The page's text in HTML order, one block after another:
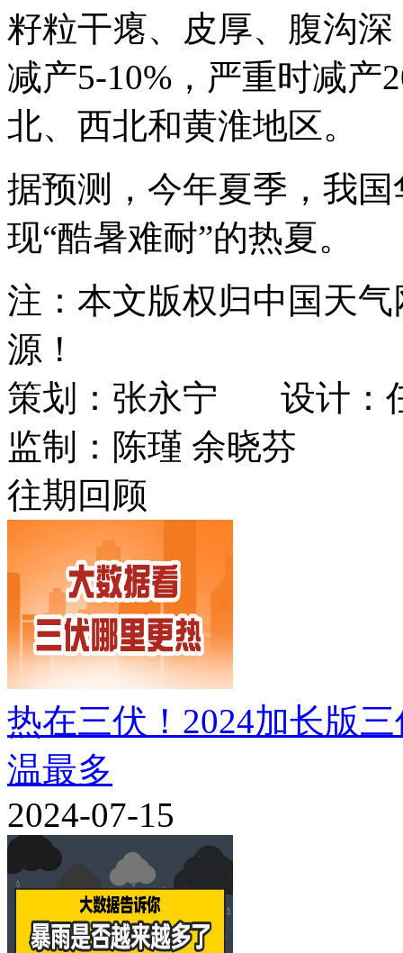
籽粒干瘪、皮厚、腹沟
减产5-10%，严重时减产
北、西北和黄淮地区。
据预测，今年夏季，我
现“酷暑难耐”的热夏。
注：本文版权归中国天
源！
策划：张永宁 设计
监制：陈瑾 余晓芬
往期回顾
热在三伏！2024加长版
温最多
2024-07-15